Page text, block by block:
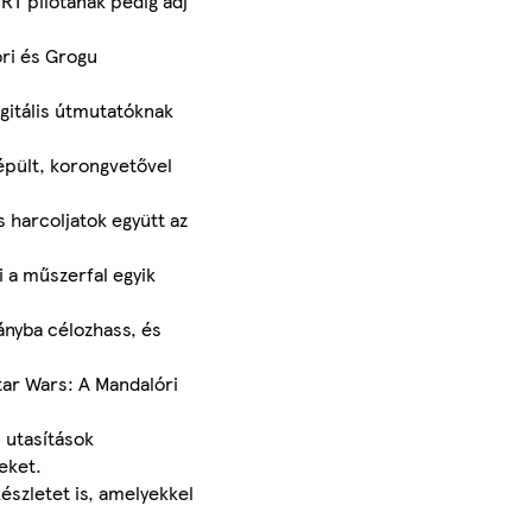
és Grogu
útmutatóknak
korongvetővel
harcoljatok együtt az
a műszerfal egyik
célozhass, és
Wars: A Mandalóri
utasítások
is, amelyekkel